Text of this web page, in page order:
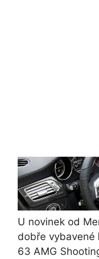
U novinek od
dobře vybavené
63 AMG